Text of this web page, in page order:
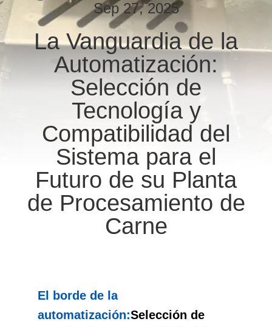
RECORRIDO
POR
LA
FÁBRICA
CONTROL
CALIDAD
CONTACTA
CON
CASOS
Sep 27, 2025
La Vanguardia de la
Automatización:
Selección de
Tecnología y
Compatibilidad del
Sistema para el
Futuro de su Planta
de Procesamiento de
Carne
El borde de la
automatización:Selección de